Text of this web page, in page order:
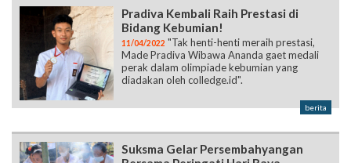
Pradiva Kembali Raih Prestasi di
Bidang Kebumian!
11/04/2022 "Tak henti-henti meraih prestasi,
Made Pradiva Wibawa Ananda gaet medali
perak dalam olimpiade kebumian yang
diadakan oleh colledge.id".
berita
Suksma Gelar Persembahyangan